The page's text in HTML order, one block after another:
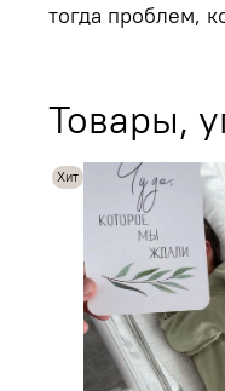
тогда проблем,
Товары,
Хит